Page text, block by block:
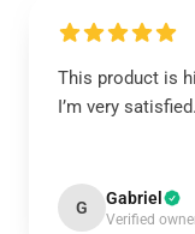
This product is
I’m very satisfied.
G Gabriel
Verified